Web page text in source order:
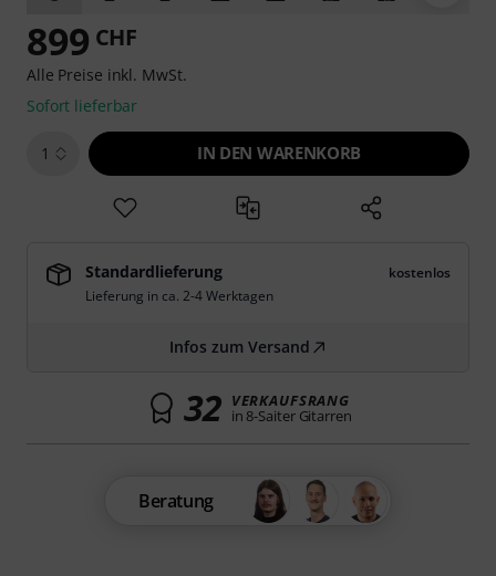
899 CHF
Alle Preise inkl. MwSt.
Sofort lieferbar
1 IN DEN WARENKORB
Standardlieferung
kostenlos
Lieferung in ca. 2-4 Werktagen
Infos zum Versand
32 VERKAUFSRANG
in 8-Saiter Gitarren
Beratung